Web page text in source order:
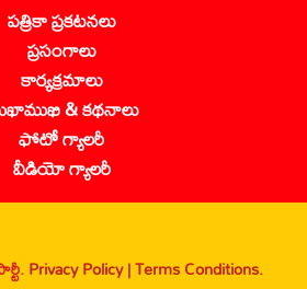
పత్రికా ప్రకటనలు
ప్రసంగాలు
కార్యక్రమాలు
& కథనాలు
ఫోటో గ్యాలరీ
వీడియో గ్యాలరీ
Privacy Policy |Terms Conditions.